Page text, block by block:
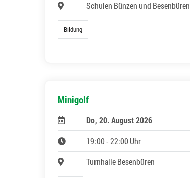
Schulen Bünzen und Besenbüren
Bildung
Minigolf
Do, 20. August 2026
19:00 - 22:00 Uhr
Turnhalle Besenbüren